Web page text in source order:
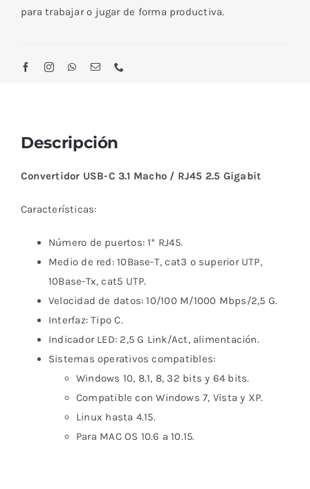
para trabajar o jugar de forma productiva.
Descripción
Convertidor USB-C 3.1 Macho / RJ45 2.5 Gigabit
Características:
Número de puertos: 1* RJ45.
Medio de red: 10Base-T, cat3 o superior UTP,
10Base-Tx, cat5 UTP.
Velocidad de datos: 10/100 M/1000 Mbps/2,5 G.
Interfaz: Tipo C.
Indicador LED: 2,5 G Link/Act, alimentación.
Sistemas operativos compatibles:
Windows 10, 8.1, 8, 32 bits y 64 bits.
Compatible con Windows 7, Vista y XP.
Linux hasta 4.15.
Para MAC OS 10.6 a 10.15.